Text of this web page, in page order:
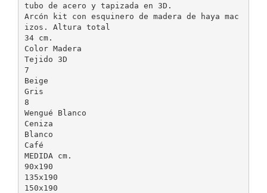
tubo de acero y tapizada en 3D.
Arcón kit con esquinero de madera de haya mac
izos. Altura total
34 cm.
Color Madera
Tejido 3D
7
Beige
Gris
8
Wengué Blanco
Ceniza
Blanco
Café
MEDIDA cm.
90x190
135x190
150x190